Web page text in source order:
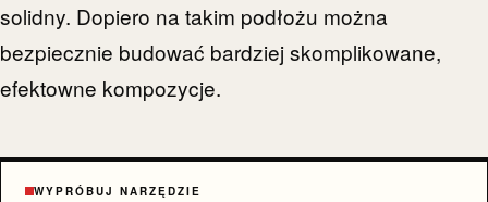
solidny. Dopiero na takim podłożu można
bezpiecznie budować bardziej skomplikowane,
efektowne kompozycje.
WYPRÓBUJ NARZĘDZIE